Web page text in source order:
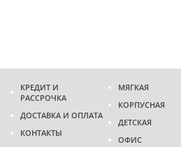
КРЕДИТ И
РАССРОЧКА
ДОСТАВКА И ОПЛАТА
КОНТАКТЫ
МЯГКАЯ
КОРПУСНАЯ
ДЕТСКАЯ
ОФИС